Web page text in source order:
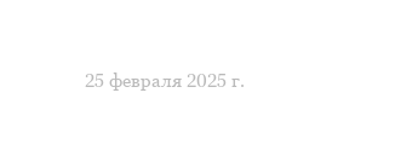
25 февраля 2025 г.